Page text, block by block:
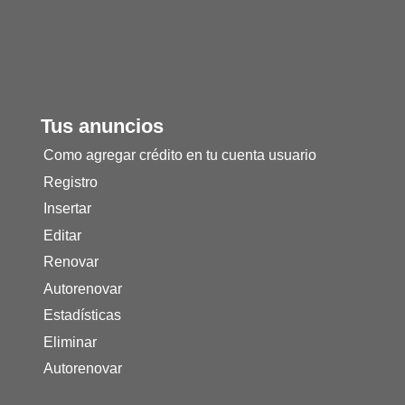
Tus anuncios
Como agregar crédito en tu cuenta usuario
Registro
Insertar
Editar
Renovar
Autorenovar
Estadísticas
Eliminar
Autorenovar